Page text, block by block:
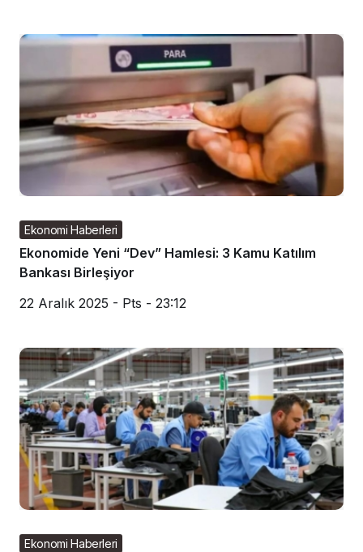
Ekonomi Haberleri
Ekonomide Yeni “Dev” Hamlesi: 3 Kamu Katılım
Bankası Birleşiyor
22 Aralık 2025 - Pts - 23:12
Ekonomi Haberleri